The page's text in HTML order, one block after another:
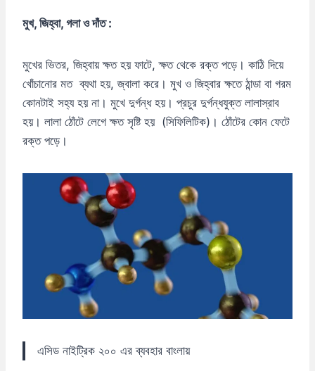
মুখ, জিহ্বা, গলাওদাঁত :
মুখের ভিতর, জিহ্বায় ক্ষত হয় ফাটে, ক্ষত থেকে রক্ত পড়ে। কাঠি দিয়ে
খোঁচানোর মত ব্যথা হয়, জ্বালা করে। মুখ ও জিহ্বার ক্ষতে ঠান্ডা বা গরম
কোনটাই সহ্য হয় না। মুখে দুর্গন্ধ হয়। প্রচুর দুর্গন্ধযুক্ত লালাস্রাব
হয়। লালা ঠোঁটে লেগে ক্ষত সৃষ্টি হয় (সিফিলিটিক)। ঠোঁটের কোন ফেটে
রক্ত পড়ে।
এসিড নাইট্রিক ২০০ এর ব্যবহার বাংলায়